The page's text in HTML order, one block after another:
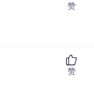
赞
赞